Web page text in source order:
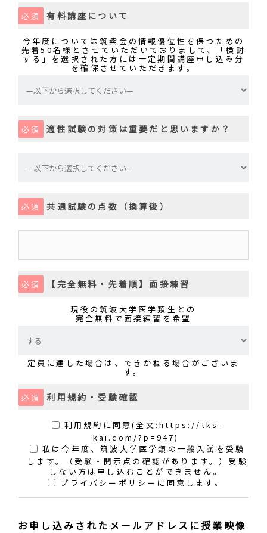
必須 有料講座について
今年度については筑紫会の情報優位性を保つための
先着50名様とさせていただいておりまして、「検討
する」を選択された方には一定期間講座申し込み分
を確保させていただきます。
必須 適性試験の対策は重要だと思いますか？
必須 共通試験の点数（換算後）
必須 【完全無料・先着順】面接練習
現役の筑波大学医学類生との
完全無料で面接練習を希望
定員に達した場合は、できかねる場合がございま
す。
必須 利用規約・受験確認
利用規約に同意(全文:https://tks-
kai.com/?p=947)
私は今年度、筑波大学医学類の一般入試を受験
します。（受験・開示点の確認があります。）受験
しない方は申し込むことができません。
プライバシーポリシーに同意します。
お申し込みされたメールアドレスに授業映像